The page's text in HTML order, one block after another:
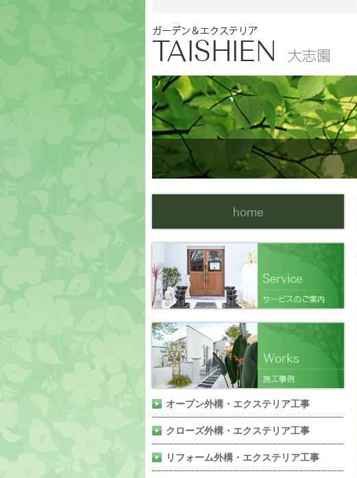
オープン外構・エクステリア工事
クローズ外構・エクステリア工事
リフォーム外構・エクステリア工事